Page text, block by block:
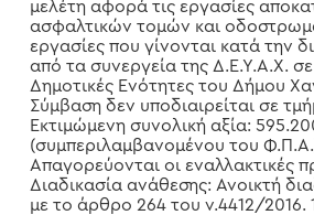
μελέτη αφορά τις εργασίες
ασφαλτικών τομών και
εργασίες που γίνονται κατά την
από τα συνεργεία της Δ.Ε.Υ.Α.X. σε
Δημοτικές Ενότητες του Δήμου
Σύμβαση δεν υποδιαιρείται σε
Εκτιμώμενη συνολική αξία:
(συμπεριλαμβανομένου του
Απαγορεύονται οι εναλλακτικές
Διαδικασία ανάθεσης: Ανοικτή
με το άρθρο 264 του ν.4412/2016.